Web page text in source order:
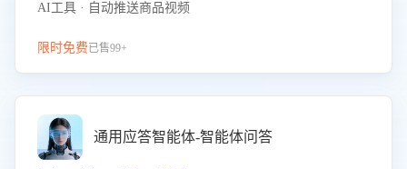
AI工具 · 自动推送商品视频
限时免费已售99+
通用应答智能体-智能体问答